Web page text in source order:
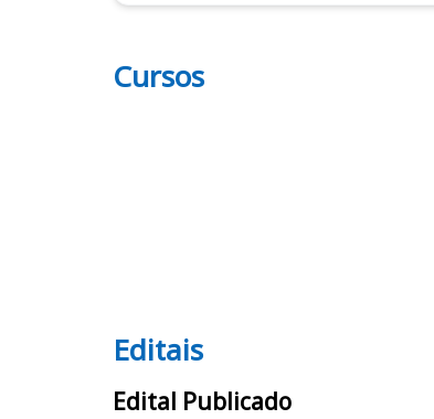
Cursos
Editais TRE TO
Editais
Edital Publicado